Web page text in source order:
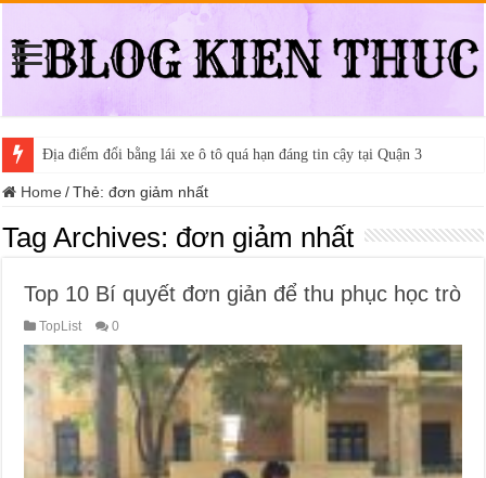
Địa điểm đổi bằng lái xe ô tô quá hạn đáng tin cậy tại Quận 3
Home / Thẻ:đơn giảm nhất
Tag Archives: đơn giảm nhất
Top 10 Bí quyết đơn giản để thu phục học trò
TopList 0